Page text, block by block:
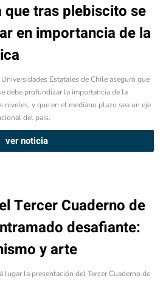
que tras plebiscito se
en importancia de la
Estatales de Chile aseguró que
debe profundizar la importancia de la
y que en el mediano plazo sea un eje
del país.
ver noticia
Tercer Cuaderno de
desafiante:
y arte
lugar la presentación del Tercer Cuaderno de